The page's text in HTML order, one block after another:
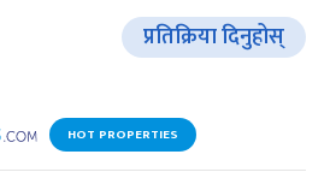
प्रतिक्रिया दिनुहोस्
HOT PROPERTIES